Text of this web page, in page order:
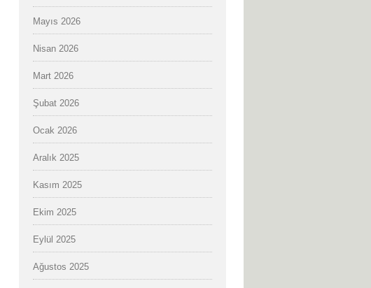
Mayıs 2026
Nisan 2026
Mart 2026
Şubat 2026
Ocak 2026
Aralık 2025
Kasım 2025
Ekim 2025
Eylül 2025
Ağustos 2025